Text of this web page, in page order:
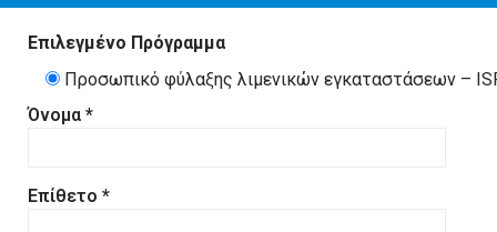
Επιλεγμένο Πρόγραμμα
Προσωπικό φύλαξης λιμενικών εγκαταστάσεων –
Όνομα *
Επίθετο *